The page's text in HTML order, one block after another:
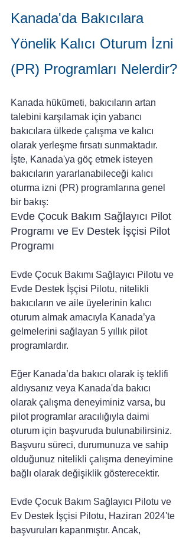
Kanada'da Bakıcılara
Yönelik Kalıcı Oturum İzni
(PR) Programları Nelerdir?
Kanada hükümeti, bakıcıların artan
talebini karşılamak için yabancı
bakıcılara ülkede çalışma ve kalıcı
olarak yerleşme fırsatı sunmaktadır.
İşte, Kanada'ya göç etmek isteyen
bakıcıların yararlanabileceği kalıcı
oturma izni (PR) programlarına genel
bir bakış:
Evde Çocuk Bakım Sağlayıcı Pilot
Programı ve Ev Destek İşçisi Pilot
Programı
Evde Çocuk Bakımı Sağlayıcı Pilotu ve
Evde Destek İşçisi Pilotu, nitelikli
bakıcıların ve aile üyelerinin kalıcı
oturum almak amacıyla Kanada’ya
gelmelerini sağlayan 5 yıllık pilot
programlardır.
Eğer Kanada’da bakıcı olarak iş teklifi
aldıysanız veya Kanada'da bakıcı
olarak çalışma deneyiminiz varsa, bu
pilot programlar aracılığıyla daimi
oturum için başvuruda bulunabilirsiniz.
Başvuru süreci, durumunuza ve sahip
olduğunuz nitelikli çalışma deneyimine
bağlı olarak değişiklik gösterecektir.
Evde Çocuk Bakım Sağlayıcı Pilotu ve
Ev Destek İşçisi Pilotu, Haziran 2024'te
başvuruları kapanmıştır. Ancak,